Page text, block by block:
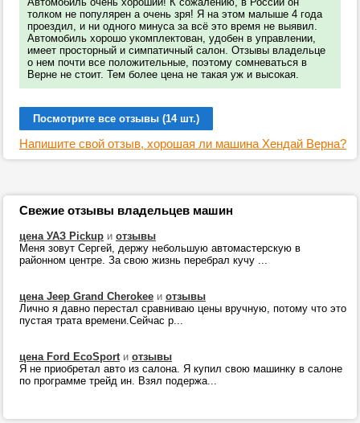
толком не популярен а очень зря! Я на этом малыше 4 года
проездил, и ни одного минуса за всё это время не выявил.
Автомобиль хорошо укомплектован, удобен в управлении,
имеет просторный и симпатичный салон. Отзывы владельце
о нем почти все положительные, поэтому сомневаться в
Верне не стоит. Тем более цена не такая уж и высокая.
Посмотрите все отзывы (14 шт.)
Напишите свой отзыв, хорошая ли машина Хендай Верна?
Свежие отзывы владельцев машин
цена УАЗ Pickup и отзывы
Меня зовут Сергей, держу небольшую автомастерскую в
районном центре. За свою жизнь перебрал кучу ...
цена Jeep Grand Cherokee и отзывы
Лично я давно перестал сравниваю цены вручную, потому что это
пустая трата времени.Сейчас р...
цена Ford EcoSportи отзывы
Я не приобретал авто из салона. Я купил свою машинку в салоне
по программе трейд ин. Взял подержа...